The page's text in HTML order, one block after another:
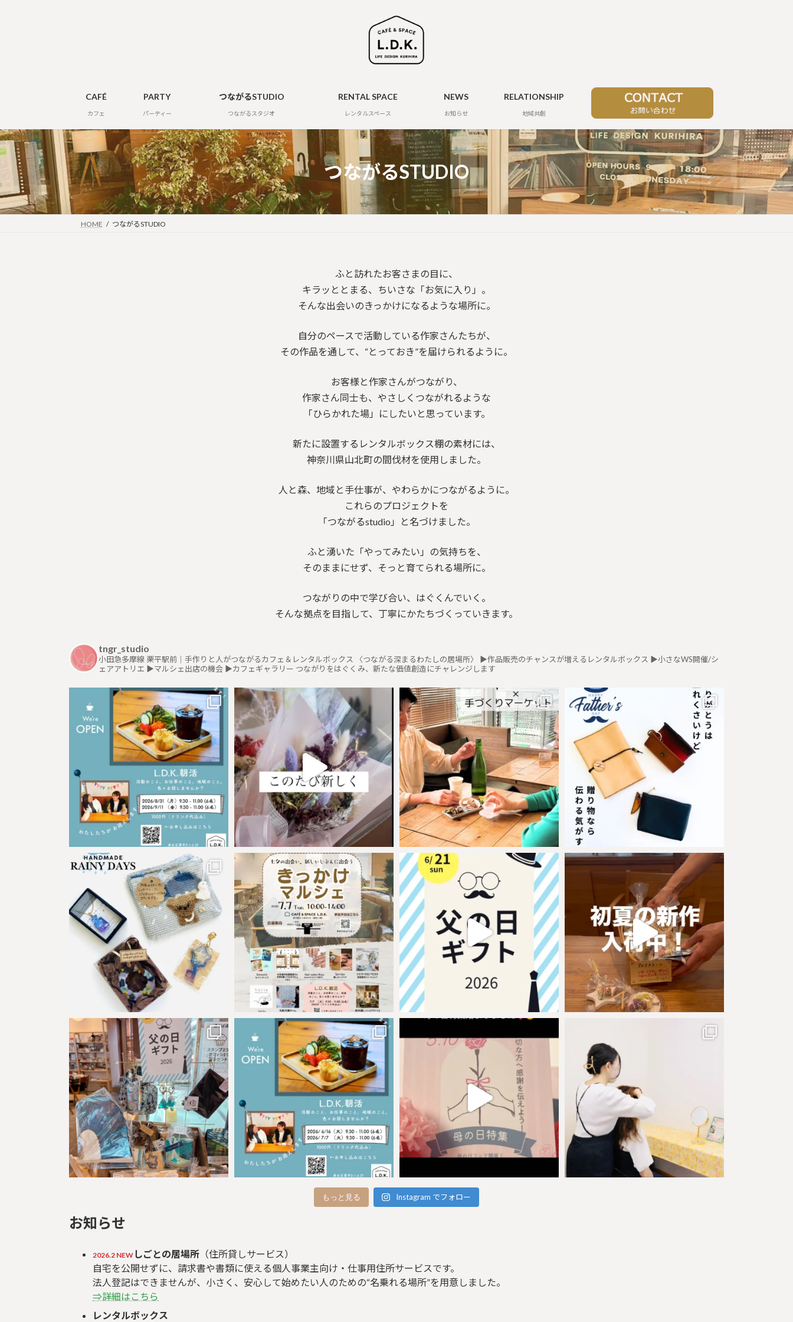
プ
動
CAFÉ
カフェ
PARTY
パーティー
つながるSTUDIO
つながるスタジオ
RENTAL SPACE
レンタルスペース
NEWS
お知らせ
RELATIONSHIP
地域共創
つながるSTUDIO
HOME つながるSTUDIO
ふと訪れたお客さまの目に、
キラッととまる、ちいさな「お気に入り」。
そんな出会いのきっかけになるような場所に。
自分のペースで活動している作家さんたちが、
その作品を通して、“とっておき”を届けられるように。
お客様と作家さんがつながり、
作家さん同士も、やさしくつながれるような
「ひらかれた場」にしたいと思っています。
新たに設置するレンタルボックス棚の素材には、
神奈川県山北町の間伐材を使用しました。
人と森、地域と手仕事が、やわらかにつながるように。
これらのプロジェクトを
「つながるstudio」と名づけました。
ふと湧いた「やってみたい」の気持ちを、
そのままにせず、そっと育てられる場所に。
つながりの中で学び合い、はぐくんでいく。
そんな拠点を目指して、 丁寧にかたちづくっていきます。
tngr_studio
小田急多摩線 栗平駅前｜手作りと人がつながるカフェ＆レンタルボックス 〈つながる深まるわたしの居場所〉 ▶︎作品販売のチャンスが増えるレンタルボックス ▶︎小さなWS開催/シ
ェアアトリエ ▶︎マルシェ出店の機会 ▶︎カフェギャラリー つながりをはぐくみ、新たな価値創造にチャレンジします
もっと見る Instagram でフォロー
お知らせ
2026.2 NEW しごとの居場所 （住所貸しサービス）
自宅を公開せずに、請求書や書類に使える個人事業主向け・仕事用住所サービスです。
法人登記はできませんが、小さく、安心して始めたい人のための“名乗れる場所”を用意しました。
⇒詳細はこちら
レンタルボックス